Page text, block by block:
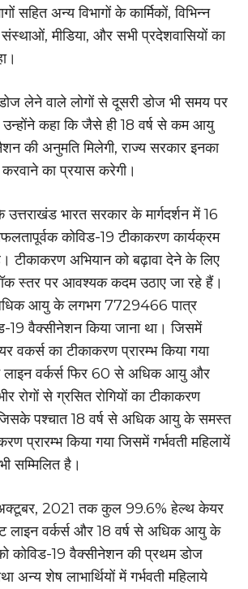
सहित अन्य विभागों के कार्मिकों, विभिन्न
संस्थाओं, मीडिया, और सभी प्रदेशवासियों का
लेने वाले लोगों से दूसरी डोज भी समय पर
कहा कि जैसे ही 18 वर्ष से कम आयु
की अनुमति मिलेगी, राज्य सरकार इनका
का प्रयास करेगी।
भारत सरकार के मार्गदर्शन में 16
कोविड-19 टीकाकरण कार्यक्रम
टीकाकरण अभियान को बढ़ावा देने के लिए
स्तर पर आवश्यक कदम उठाए जा रहे हैं।
अधिक आयु के लगभग 7729466 पात्र
19 वैक्सीनेशन किया जाना था। जिसमें
का टीकाकरण प्रारम्भ किया गया
वर्कर्स फिर 60 से अधिक आयु और
से ग्रसित रोगियों का टीकाकरण
जिसके पश्चात 18 वर्ष से अधिक आयु के समस्त
प्रारम्भ किया गया जिसमें गर्भवती महिलायें
सम्मिलित है।
अक्टूबर, 2021 तक कुल 99.6% हेल्थ केयर
लाइन वर्कर्स और 18 वर्ष से अधिक आयु के
को कोविड-19 वैक्सीनेशन की प्रथम डोज
अन्य शेष लाभार्थियों में गर्भवती महिलाये